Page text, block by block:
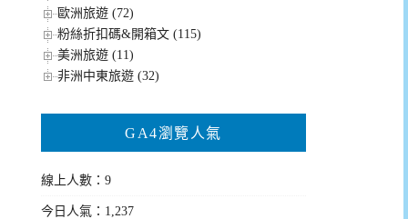
歐洲旅遊 (72)
粉絲折扣碼&開箱文 (115)
美洲旅遊 (11)
非洲中東旅遊 (32)
GA4瀏覽人氣
線上人數：9
今日人氣：1,237